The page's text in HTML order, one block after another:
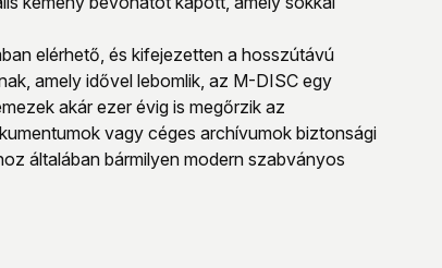
elérhető, és kifejezetten a hosszútávú
amely idővel lebomlik, az M-DISC egy
akár ezer évig is megőrzik az
vagy céges archívumok biztonsági
általában bármilyen modern szabványos